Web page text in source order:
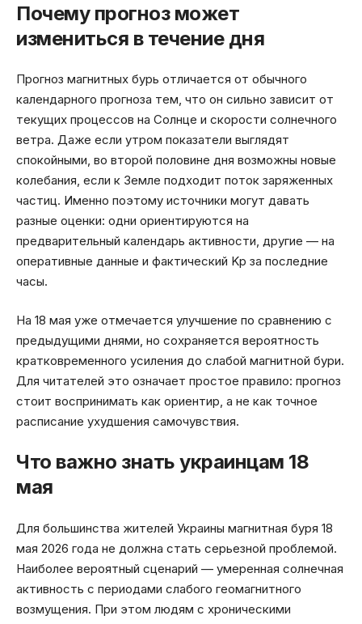
Почему прогноз может
измениться в течение дня
Прогноз магнитных бурь отличается от обычного
календарного прогноза тем, что он сильно зависит от
текущих процессов на Солнце и скорости солнечного
ветра. Даже если утром показатели выглядят
спокойными, во второй половине дня возможны новые
колебания, если к Земле подходит поток заряженных
частиц. Именно поэтому источники могут давать
разные оценки: одни ориентируются на
предварительный календарь активности, другие — на
оперативные данные и фактический Kp за последние
часы.
На 18 мая уже отмечается улучшение по сравнению с
предыдущими днями, но сохраняется вероятность
кратковременного усиления до слабой магнитной бури.
Для читателей это означает простое правило: прогноз
стоит воспринимать как ориентир, а не как точное
расписание ухудшения самочувствия.
Что важно знать украинцам 18
мая
Для большинства жителей Украины магнитная буря 18
мая 2026 года не должна стать серьезной проблемой.
Наиболее вероятный сценарий — умеренная солнечная
активность с периодами слабого геомагнитного
возмущения. При этом людям с хроническими